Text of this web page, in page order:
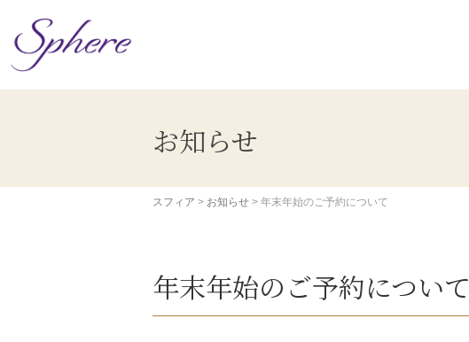
ン
ツ
プ
お知らせ
スフィア > お知らせ > 年末年始のご予約について
年末年始のご予約について